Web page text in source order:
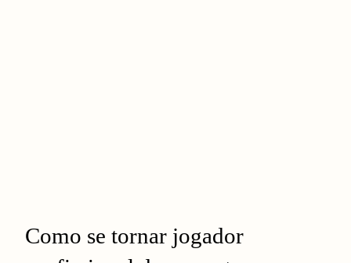
Como se tornar jogador